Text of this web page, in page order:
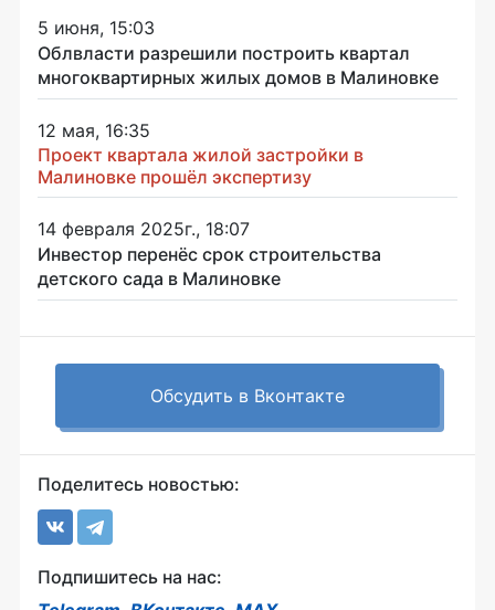
5 июня, 15:03
Облвласти разрешили построить квартал
многоквартирных жилых домов в Малиновке
12 мая, 16:35
Проект квартала жилой застройки в
Малиновке прошёл экспертизу
14 февраля 2025г., 18:07
Инвестор перенёс срок строительства
детского сада в Малиновке
Обсудить в Вконтакте
Поделитесь новостью:
Подпишитесь на нас: